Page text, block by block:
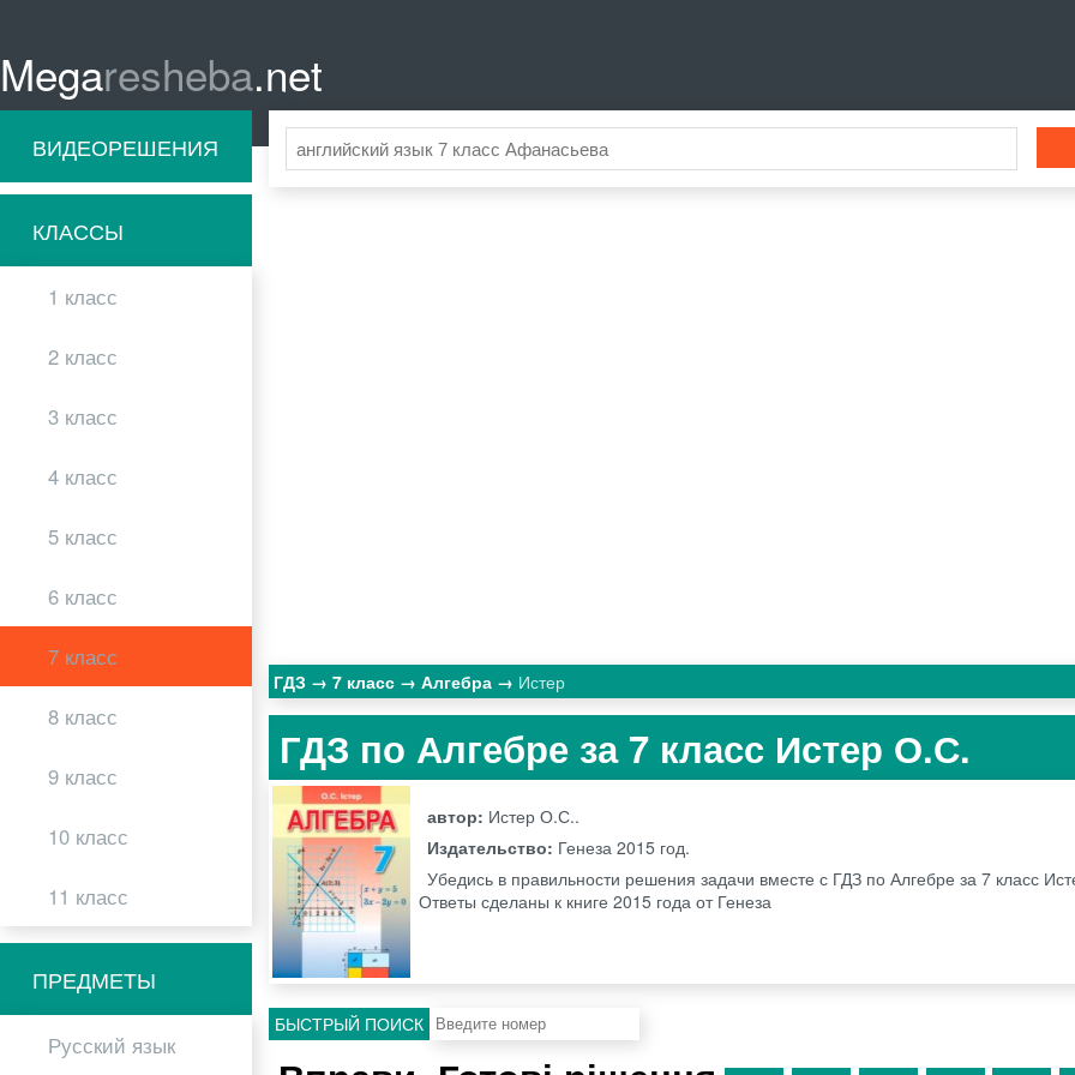
Megaresheba.net
ВИДЕОРЕШЕНИЯ
КЛАССЫ
1 класс
2 класс
3 класс
4 класс
5 класс
6 класс
7 класс
8 класс
9 класс
10 класс
11 класс
ПРЕДМЕТЫ
Русский язык
ГДЗ 7 класс Алгебра Истер
ГДЗ по Алгебре за 7 класс Истер О.С.
автор: Истер О.С..
Издательство: Генеза 2015 год.
Убедись в правильности решения задачи вместе с ГДЗ по Алгебре за 7 класс
Ответы сделаны к книге 2015 года от Генеза
БЫСТРЫЙ ПОИСК